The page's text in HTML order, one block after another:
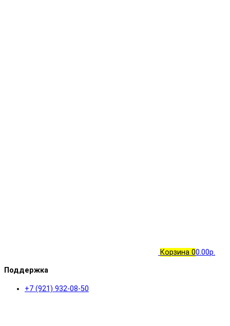
Корзина 00.00р.
Поддержка
+7 (921) 932-08-50